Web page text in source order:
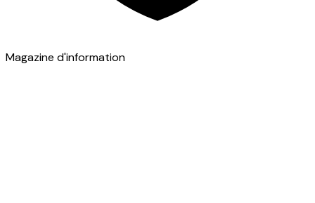
Magazine d'information